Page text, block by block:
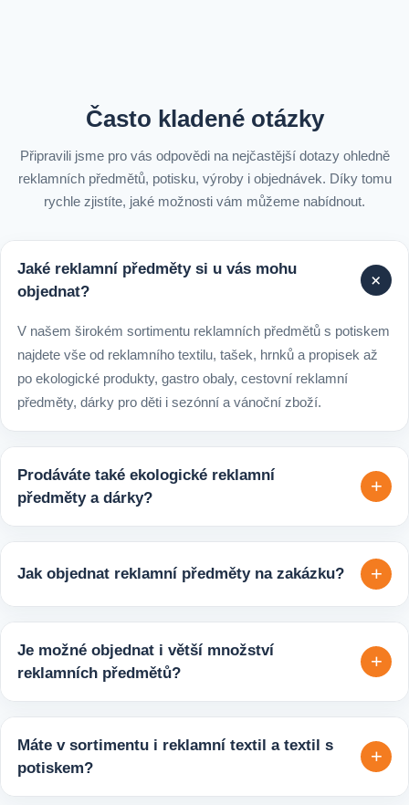
Často kladené otázky
Připravili jsme pro vás odpovědi na nejčastější dotazy ohledně
reklamních předmětů, potisku, výroby i objednávek. Díky tomu
rychle zjistíte, jaké možnosti vám můžeme nabídnout.
Jaké reklamní předměty si u vás mohu
objednat?
+
V našem širokém sortimentu reklamních předmětů s potiskem
najdete vše od reklamního textilu, tašek, hrnků a propisek až
po ekologické produkty, gastro obaly, cestovní reklamní
předměty, dárky pro děti i sezónní a vánoční zboží.
Prodáváte také ekologické reklamní
předměty a dárky?
+
reklamních předmětů. K dispozici jsou i ekologicky udržitelné
varianty, které jsou vhodné pro firmy, jež chtějí spojit svojí
propagaci s odpovědným přístupem k životnímu prostředí.
Jak objednat reklamní předměty na zakázku? +
počtem kusů a představou o potisku. Následně si s vámi
upřesníme doplňující detaily, doporučíme vhodné varianty
Je možné objednat i větší množství
reklamních předmětů?
+
tisíců kusů pro firmy, eventy, gastro provozy nebo dlouhodobé
reklamní kampaně. Připravíme ideální řešení podle rozpočtu,
Máte v sortimentu i reklamní textil a textil s
potiskem?
+